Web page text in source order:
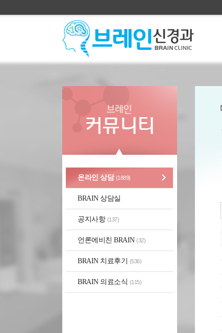
온라인 상담 (1889)
BRAIN 상담실
공지사항 (137)
언론에비친 BRAIN (32)
BRAIN 치료후기 (536)
BRAIN 의료소식 (115)